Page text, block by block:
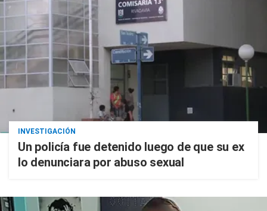
INVESTIGACIÓN
Un policía fue detenido luego de que su ex
lo denunciara por abuso sexual